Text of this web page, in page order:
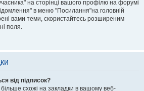
на сторінці вашого профілю на форумі
в меню "Посилання"на головній
вами теми, скористайтесь розширеним
поля.
від підписок?
схожі на закладки в вашому веб-